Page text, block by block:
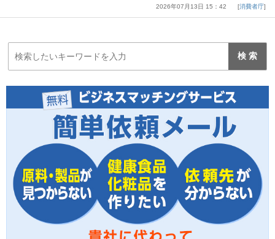
2026年07月13日 15：42 消費者庁